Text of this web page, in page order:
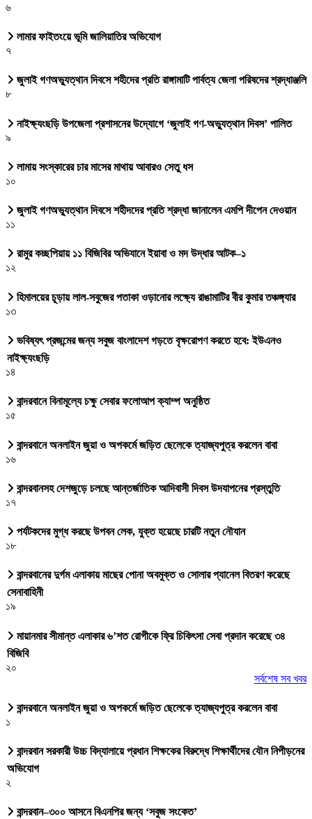
৬
লামার ফাইতংয়ে ভূমি জালিয়াতির অভিযোগ
৭
জুলাই গণঅভ্যুত্থান দিবসে শহীদের প্রতি রাঙ্গামাটি পার্বত্য জেলা পরিষদের শ্রদ্ধাঞ্জলি
৮
নাইক্ষ্যংছড়ি উপজেলা প্রশাসনের উদ্যোগে ‘জুলাই গণ-অভ্যুত্থান দিবস’ পালিত
৯
লামায় সংস্কারের চার মাসের মাথায় আবারও সেতু ধস
১০
জুলাই গণঅভ্যুত্থান দিবসে শহীদদের প্রতি শ্রদ্ধা জানালেন এমপি দীপেন দেওয়ান
১১
রামুর কচ্ছপিয়ায় ১১ বিজিবির অভিযানে ইয়াবা ও মদ উদ্ধার আটক–১
১২
হিমালয়ের চূড়ায় লাল-সবুজের পতাকা ওড়ানোর লক্ষ্যে রাঙামাটির বীর কুমার তঞ্চঙ্গ্যার
১৩
ভবিষ্যৎ প্রজন্মের জন্য সবুজ বাংলাদেশ গড়তে বৃক্ষরোপণ করতে হবে: ইউএনও
নাইক্ষ্যংছড়ি
১৪
বান্দরবানে বিনামূল্যে চক্ষু সেবার ফলোআপ ক্যাম্প অনুষ্ঠিত
১৫
বান্দরবানে অনলাইন জুয়া ও অপকর্মে জড়িত ছেলেকে ত্যাজ্যপুত্র করলেন বাবা
১৬
বান্দরবানসহ দেশজুড়ে চলছে আন্তর্জাতিক আদিবাসী দিবস উদযাপনের প্রস্তুতি
১৭
পর্যটকদের মুগ্ধ করছে উপবন লেক, যুক্ত হয়েছে চারটি নতুন নৌযান
১৮
বান্দরবানের দুর্গম এলাকায় মাছের পোনা অবমুক্ত ও সোলার প্যানেল বিতরণ করেছে
সেনাবাহিনী
১৯
মায়ানমার সীমান্ত এলাকার ৬’শত রোগীকে ফ্রি চিকিৎসা সেবা প্রদান করেছে ৩৪
বিজিবি
২০
সর্বশেষ সব খবর
বান্দরবানে অনলাইন জুয়া ও অপকর্মে জড়িত ছেলেকে ত্যাজ্যপুত্র করলেন বাবা
১
বান্দরবান সরকারী উচ্চ বিদ্যালায়ে প্রধান শিক্ষকের বিরুদ্ধে শিক্ষার্থীদের যৌন নিপীড়নের
অভিযোগ
২
বান্দরবান–৩০০ আসনে বিএনপির জন্য ‘সবুজ সংকেত’